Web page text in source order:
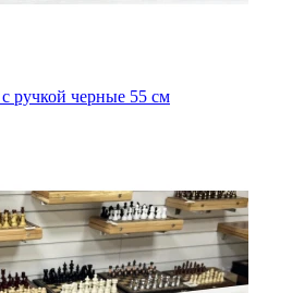
ручкой черные 55 см